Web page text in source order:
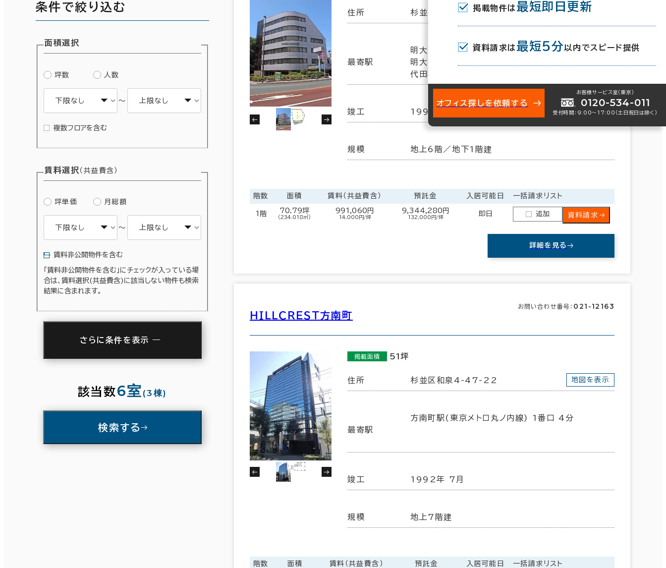
住所 杉並区和泉2-7-1 地図を表示
最寄駅
明大前駅(京王線) 中央口 6分
明大前駅(京王井の頭線) 中央口 6分
代田橋駅(京王線) 北口 9分
竣工 1992年 7月
規模 地上6階／地下1階建
階数 面積 賃料（共益費含） 預託金 入居可能日 一括請求リスト
1階 70.79坪
（234.018㎡）
991,060円
14,000円/坪
9,344,280円
132,000円/坪 即日 追加 資料請求
詳細を見る
ＨＩＬＬＣＲＥＳＴ方南町
お問い合わせ番号： 021-12163
掲載面積 51坪
住所 杉並区和泉4-47-22 地図を表示
最寄駅
方南町駅(東京メトロ丸ノ内線) 1番口 4分
竣工 1992年 7月
規模 地上7階建
階数 面積 賃料（共益費含） 預託金 入居可能日 一括請求リスト
条件で絞り込む
面積選択
坪数 人数
～
複数フロアを含む
賃料選択 （共益費含）
坪単価 月総額
～
賃料非公開物件を含む
「賃料非公開物件を含む」にチェックが入っている場
合は、賃料選択(共益費含)に該当しない物件も検索
結果に含まれます。
入居可能時期
さらに条件を表示
該当数6室(3棟)
検索する
条件で絞り込む
掲載物件は 最短即日更新
資料請求は 最短5分 以内でスピード提供
オフィス探しを依頼する
お客様サービス室（東京）
0120-534-011
受付時間：9:00〜17:00（土日祝日は除く）